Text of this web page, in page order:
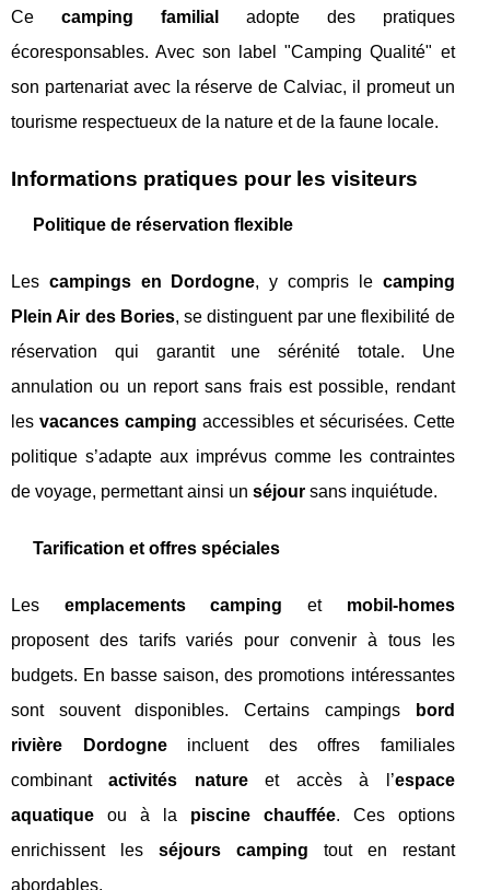
Ce camping familial
adopte des pratiques
écoresponsables. Avec son label "Camping Qualité" et
son partenariat avec la réserve de Calviac, il promeut un
tourisme respectueux de la nature et de la faune locale.
Informations pratiques pour les visiteurs
Politique de réservation flexible
Les campings en Dordogne, y compris le camping
Plein Air des Bories, se distinguent par une flexibilité de
réservation qui garantit une sérénité totale. Une
annulation ou un report sans frais est possible, rendant
les vacances camping accessibles et sécurisées. Cette
politique s’adapte aux imprévus comme les contraintes
de voyage, permettant ainsi un séjour sans inquiétude.
Tarification et offres spéciales
Les emplacements camping et mobil-homes
proposent des tarifs variés pour convenir à tous les
budgets. En basse saison, des promotions intéressantes
sont souvent disponibles. Certains campings
bord
rivière Dordogneincluent des offres familiales
combinantactivités natureet accès à l’espace
aquatique ou à la piscine chauffée. Ces options
enrichissent les séjours camping tout en restant
abordables.